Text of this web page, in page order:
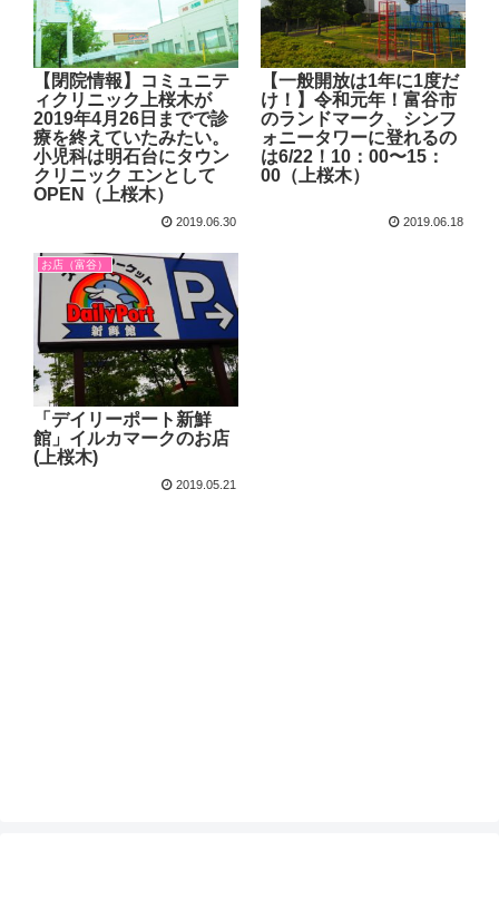
【閉院情報】コミュニテ
ィクリニック上桜木が
2019年4月26日までで診
療を終えていたみたい。
小児科は明石台にタウン
クリニック エンとして
OPEN（上桜木）
2019.06.30
【一般開放は1年に1度だ
け！】令和元年！富谷市
のランドマーク、シンフ
ォニータワーに登れるの
は6/22！10：00〜15：
00（上桜木）
2019.06.18
お店（富谷）
「デイリーポート新鮮
館」イルカマークのお店
(上桜木)
2019.05.21